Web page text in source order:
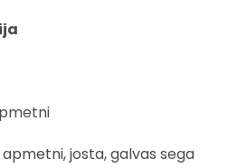
josta, galvas sega